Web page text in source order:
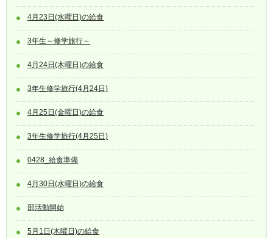
4月23日(水曜日)の給食
3年生～修学旅行～
4月24日(木曜日)の給食
3年生修学旅行(4月24日)
4月25日(金曜日)の給食
3年生修学旅行(4月25日)
0428_給食準備
4月30日(水曜日)の給食
部活動開始
5月1日(木曜日)の給食